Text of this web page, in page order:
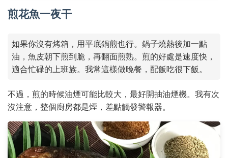
煎花魚一夜干
如果你沒有烤箱，用平底鍋煎也行。鍋子燒熱後加一點
油，魚皮朝下煎到脆，再翻面煎熟。煎的好處是速度快，
適合忙碌的上班族。我常這樣做晚餐，配飯吃很下飯。
不過，煎的時候油煙可能比較大，最好開抽油煙機。我有次
沒注意，整個廚房都是煙，差點觸發警報器。